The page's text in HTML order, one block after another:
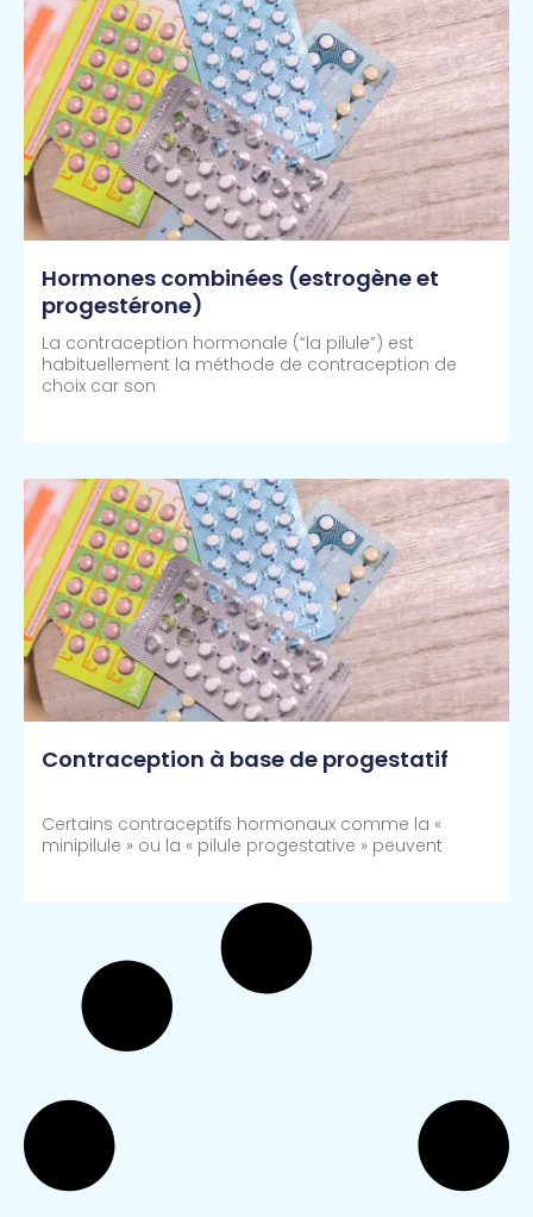
Hormones combinées (estrogène et
progestérone)
La contraception hormonale (“la pilule”) est
habituellement la méthode de contraception de
choix car son
Contraception à base de progestatif
Certains contraceptifs hormonaux comme la «
minipilule » ou la « pilule progestative » peuvent